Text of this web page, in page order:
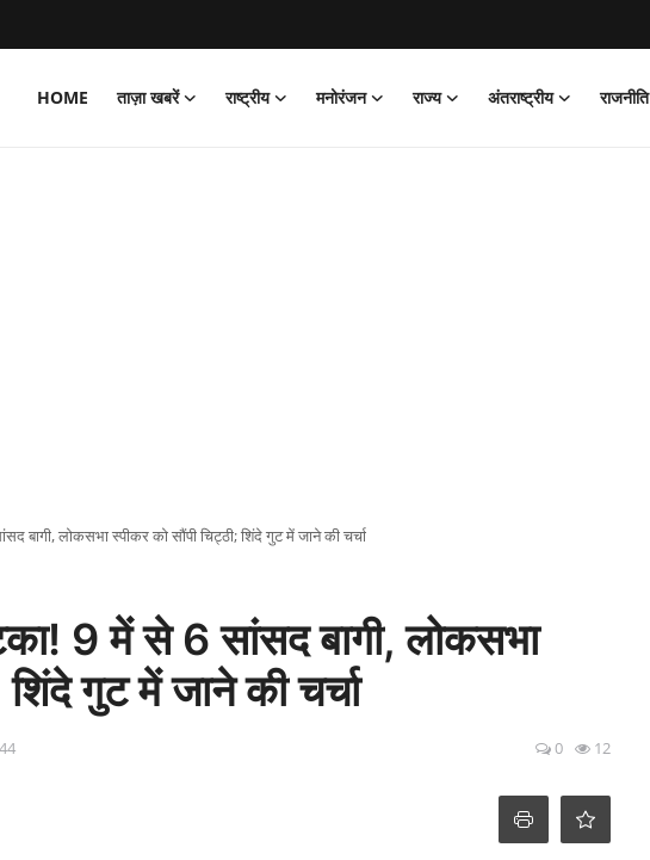
HOME ताज़ा खबरें राष्ट्रीय मनोरंजन राज्य अंतराष्ट्रीय राजनीति
बागी, लोकसभा स्पीकर को सौंपी चिट्ठी; शिंदे गुट में जाने की चर्चा
9 में से 6 सांसद बागी, लोकसभा
गुट में जाने की चर्चा
0 12